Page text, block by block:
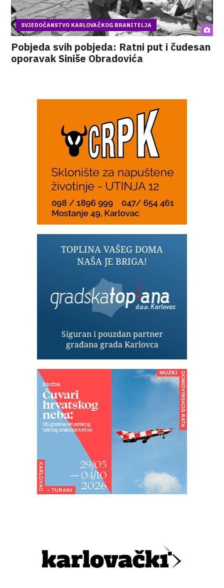
SVJEDOČANSTVO KARLOVAČKOG BRANITELJA
Pobjeda svih pobjeda: Ratni put i čudesan
oporavak Siniše Obradovića